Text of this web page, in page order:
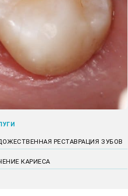
РЕСТАВРАЦИЯ ЗУБОВ
КАРИЕСА